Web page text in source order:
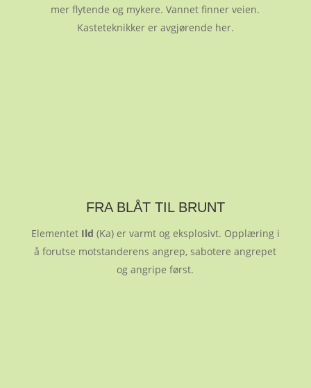
mer flytende og mykere. Vannet finner veien.
Kasteteknikker er avgjørende her.
FRA BLÅT TIL BRUNT
Elementet Ild (Ka) er varmt og eksplosivt. Opplæring i
å forutse motstanderens angrep, sabotere angrepet
og angripe først.